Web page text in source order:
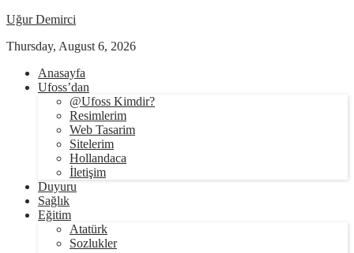
Uğur Demirci
Thursday, August 6, 2026
Anasayfa
Ufoss’dan
@Ufoss Kimdir?
Resimlerim
Web Tasarim
Sitelerim
Hollandaca
İletişim
Duyuru
Sağlık
Eğitim
Atatürk
Sozlukler